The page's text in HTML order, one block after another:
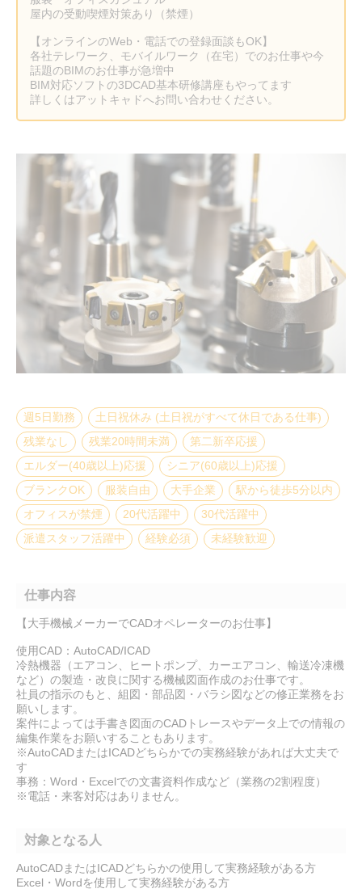
屋内の受動喫煙対策あり（禁煙）
【オンラインのWeb・電話での登録面談もOK】
各社テレワーク、モバイルワーク（在宅）でのお仕事や今
話題のBIMのお仕事が急増中
BIM対応ソフトの3DCAD基本研修講座もやってます
詳しくはアットキャドへお問い合わせください。
週5日勤務
土日祝休み (土日祝がすべて休日である仕事)
残業なし
残業20時間未満
第二新卒応援
エルダー(40歳以上)応援
シニア(60歳以上)応援
ブランクOK
服装自由 大手企業
駅から徒歩5分以内
オフィスが禁煙
20代活躍中
30代活躍中
派遣スタッフ活躍中
経験必須 未経験歓迎
仕事内容
【大手機械メーカーでCADオペレーターのお仕事】
使用CAD：AutoCAD/ICAD
冷熱機器（エアコン、ヒートポンプ、カーエアコン、輸送冷凍機
など）の製造・改良に関する機械図面作成のお仕事です。
社員の指示のもと、組図・部品図・バラシ図などの修正業務をお
願いします。
案件によっては手書き図面のCADトレースやデータ上での情報の
編集作業をお願いすることもあります。
※AutoCADまたはICADどちらかでの実務経験があれば大丈夫で
す
事務：Word・Excelでの文書資料作成など（業務の2割程度）
※電話・来客対応はありません。
対象となる人
AutoCADまたはICADどちらかの使用して実務経験がある方
Excel・Wordを使用して実務経験がある方